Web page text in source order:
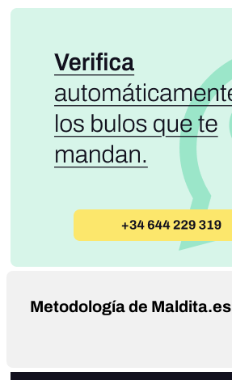
Metodología de Maldita.es